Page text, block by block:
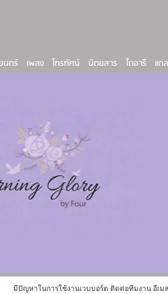
มีปัญหาในการใช้งานเวบบอร์ด ติดต่อทีมงาน อีเม